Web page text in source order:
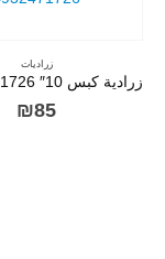
زراديات
₪85